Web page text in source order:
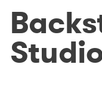
zum
Inhalt